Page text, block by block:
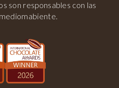
son responsables con las